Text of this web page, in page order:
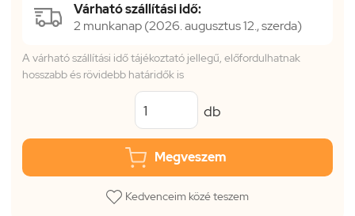
Várható szállítási idő:
2 munkanap (2026. augusztus 12., szerda)
A várható szállítási idő tájékoztató jellegű, előfordulhatnak
hosszabb és rövidebb határidők is
db
Megveszem
Kedvenceim közé teszem